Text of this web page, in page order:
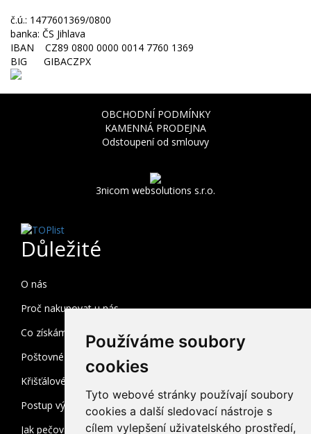
Používáme soubory
cookies
Tyto webové stránky používají soubory
cookies a další sledovací nástroje s
cílem vylepšení uživatelského prostředí,
č.ú.: 1477601369/0800
banka: ČS Jihlava
IBAN CZ89 0800 0000 0014 7760 1369
BIG GIBACZPX
OBCHODNÍ PODMÍNKY
KAMENNÁ PRODEJNA
Odstoupení od smlouvy
3nicom websolutions s.r.o.
Důležité
O nás
Proč nakupovat u nás
Co získám registrací
Poštovné a balné
Křišťálové sklo
Postup výroby
Jak pečovat o broušené sklo